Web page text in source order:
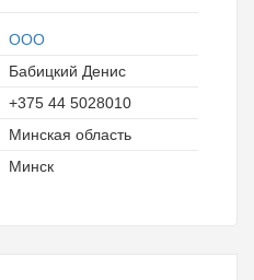
ООО
Бабицкий Денис
+375 44 5028010
Минская область
Минск